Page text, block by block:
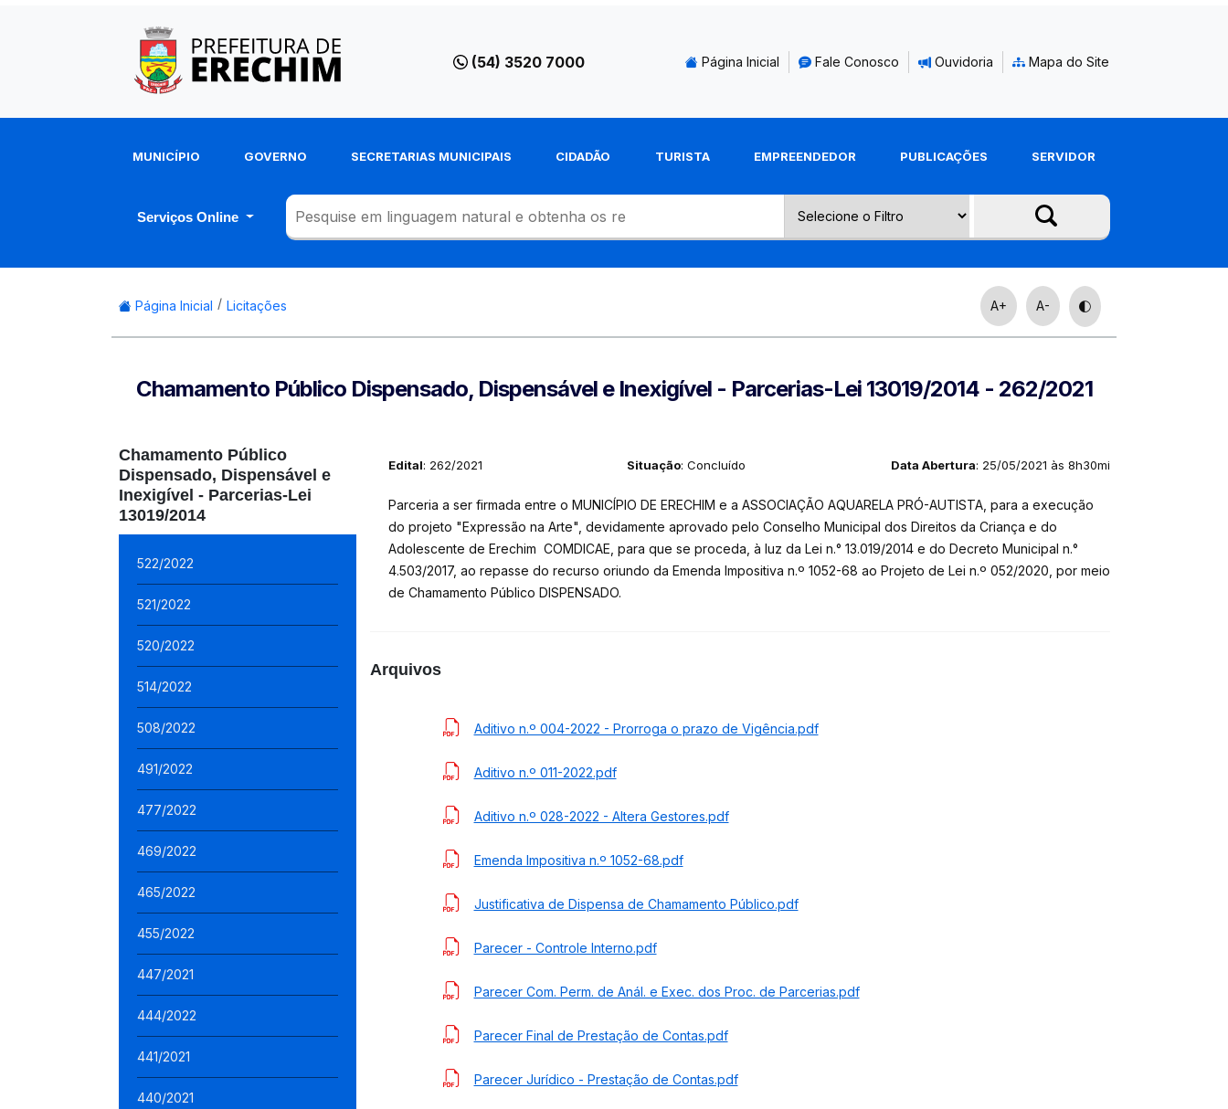
(54) 3520 7000 Página Inicial Fale Conosco Ouvidoria Mapa do Site
MUNICÍPIO GOVERNO SECRETARIAS MUNICIPAIS CIDADÃO TURISTA EMPREENDEDOR PUBLICAÇÕES SERVIDOR
Serviços Online
Página Inicial Licitações A+ A-
Chamamento Público Dispensado, Dispensável e Inexigível - Parcerias-Lei 13019/2014 - 262/2021
Chamamento Público
Dispensado, Dispensável e
Inexigível - Parcerias-Lei
13019/2014
522/2022
521/2022
520/2022
514/2022
508/2022
491/2022
477/2022
469/2022
465/2022
455/2022
447/2021
444/2022
441/2021
440/2021
Edital: 262/2021 Situação: Concluído Data Abertura: 25/05/2021 às 8h30mi
Parceria a ser firmada entre o MUNICÍPIO DE ERECHIM e a ASSOCIAÇÃO AQUARELA PRÓ-AUTISTA, para a execução
do projeto "Expressão na Arte", devidamente aprovado pelo Conselho Municipal dos Direitos da Criança e do
Adolescente de Erechim COMDICAE, para que se proceda, à luz da Lei n.° 13.019/2014 e do Decreto Municipal n.°
4.503/2017, ao repasse do recurso oriundo da Emenda Impositiva n.º 1052-68 ao Projeto de Lei n.º 052/2020, por meio
de Chamamento Público DISPENSADO.
Arquivos
Aditivo n.º 004-2022 - Prorroga o prazo de Vigência.pdf
Aditivo n.º 011-2022.pdf
Aditivo n.º 028-2022 - Altera Gestores.pdf
Emenda Impositiva n.º 1052-68.pdf
Justificativa de Dispensa de Chamamento Público.pdf
Parecer - Controle Interno.pdf
Parecer Com. Perm. de Anál. e Exec. dos Proc. de Parcerias.pdf
Parecer Final de Prestação de Contas.pdf
Parecer Jurídico - Prestação de Contas.pdf